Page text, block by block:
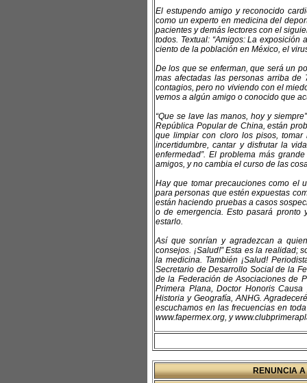
El estupendo amigo y reconocido
como un experto en medicina del
pacientes y demás lectores con el
todos. Textual: “Amigos: La
ciento de la población en México, el
De los que se enferman, que será un
mas afectadas las personas arriba de
contagios, pero no viviendo con el
vemos a algún amigo o conocido que
“Que se lave las manos, hoy y
República Popular de China, están
que limpiar con cloro los pisos,
incertidumbre, cantar y disfrutar la
enfermedad”. El problema más
amigos, y no cambia el curso de las
Hay que tomar precauciones como el
para personas que estén expuestas
están haciendo pruebas a casos
o de emergencia. Esto pasará pronto
estarlo.
Así que sonrían y agradezcan a
consejos. ¡Salud!” Esta es la realidad;
la medicina. También ¡Salud!
Secretario de Desarrollo Social de la
de la Federación de Asociaciones de
Primera Plana, Doctor Honoris
Historia y Geografía, ANHG.
escuchamos en las frecuencias en
www.fapermex.org, y
RENUNCIA